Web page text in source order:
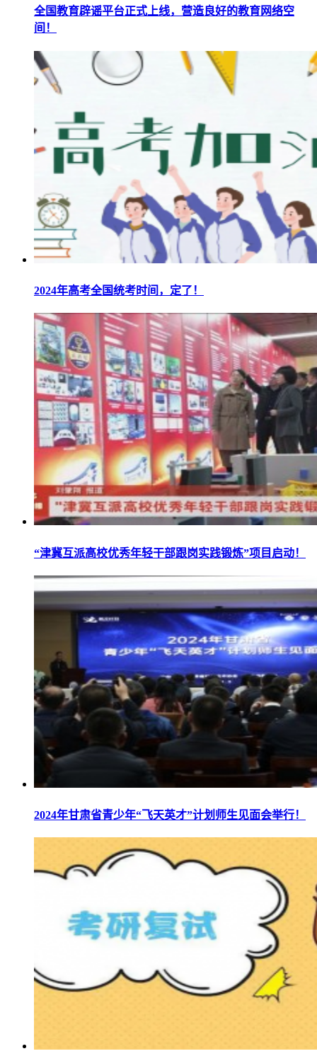
全国教育辟谣平台正式上线，营造良好的教育网络空
间！
2024年高考全国统考时间，定了！
“津冀互派高校优秀年轻干部跟岗实践锻炼”项目启动！
2024年甘肃省青少年“飞天英才”计划师生见面会举行！